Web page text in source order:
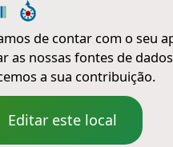
de contar com o seu
as nossas fontes de
a sua contribuição.
Editar este local